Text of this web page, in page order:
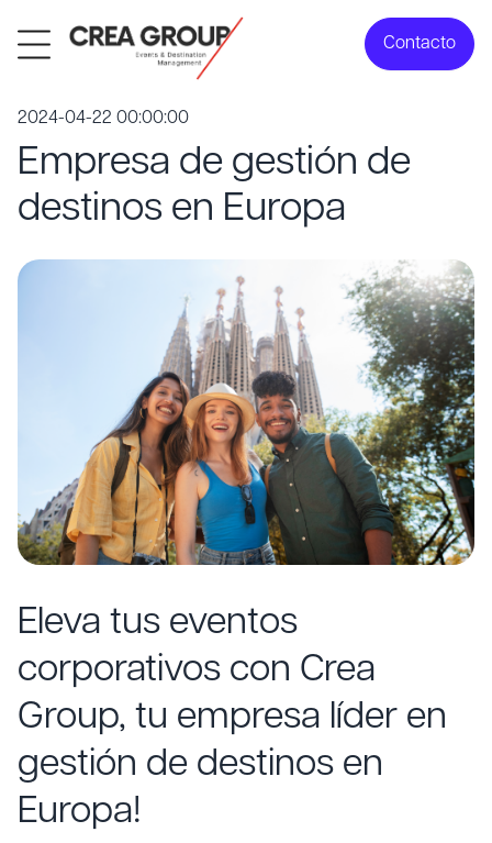
Contacto
2024-04-22 00:00:00
Empresa de gestión de
destinos en Europa
Eleva tus eventos
corporativos con Crea
Group, tu empresa líder en
gestión de destinos en
Europa!